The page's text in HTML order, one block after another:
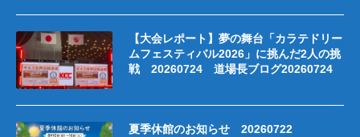
【大会レポート】夢の舞台「カラテドリー
ムフェスティバル2026」に挑んだ2人の挑
戦 20260724 道場長ブログ20260724
夏季休館のお知らせ 20260722